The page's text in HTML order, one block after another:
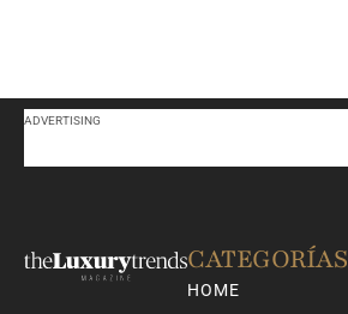
ADVERTISING
CATEGORÍAS
HOME